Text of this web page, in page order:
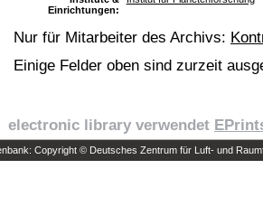
Einrichtungen:
Nur für Mitarbeiter des Archivs:
Einige Felder oben sind zurzeit
electronic library verwendet
Copyright © Deutsches Zentrum für Luft- und